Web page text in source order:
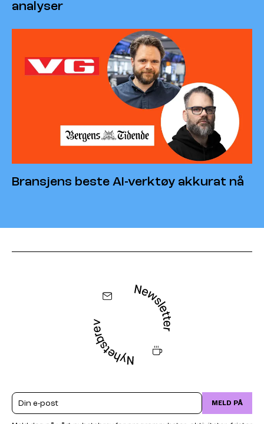
analyser
Bransjens beste AI-verktøy akkurat nå
Email MELD PÅ